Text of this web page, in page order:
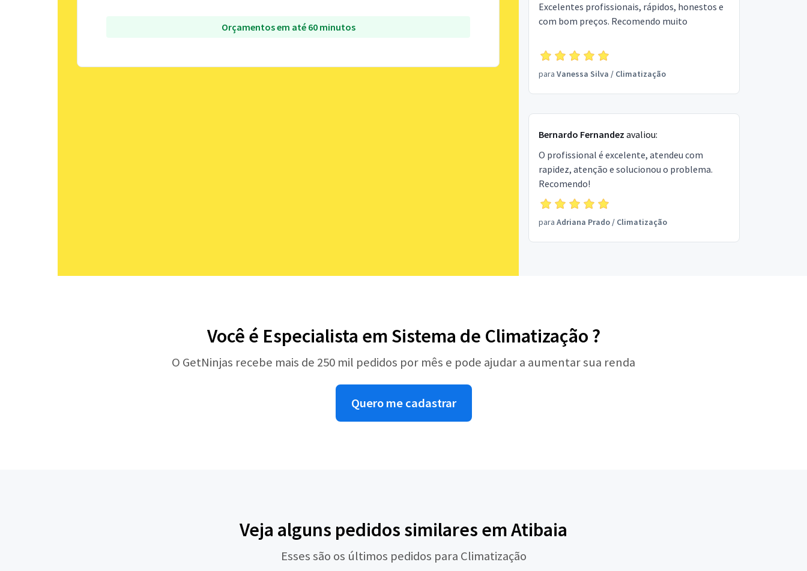
Orçamentos em até 60 minutos
Excelentes profissionais, rápidos, honestos e
com bom preços. Recomendo muito
para Vanessa Silva / Climatização
Bernardo Fernandez avaliou:
O profissional é excelente, atendeu com
rapidez, atenção e solucionou o problema.
Recomendo!
para Adriana Prado/ Climatização
Você é Especialista em Sistema de Climatização ?
O GetNinjas recebe mais de 250 mil pedidos por mês e pode ajudar a aumentar sua renda
Quero me cadastrar
Veja alguns pedidos similares em Atibaia
Esses são os últimos pedidos para Climatização